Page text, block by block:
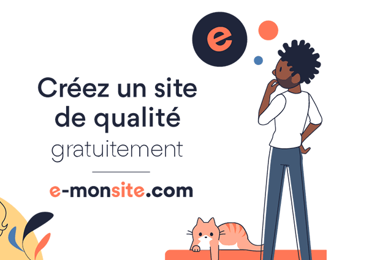
Posti e fenomeni misteriosi